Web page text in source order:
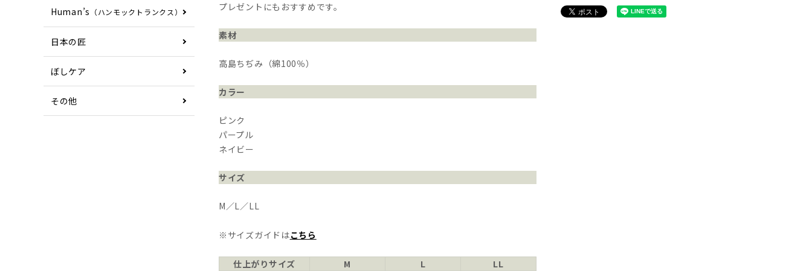
Human’s （ハンモックトランクス）
日本の匠
ぼしケア
その他
プレゼントにもおすすめです。
素材
高島ちぢみ（綿100％）
カラー
ピンク
パープル
ネイビー
サイズ
M／L／LL
※サイズガイドはこちら
仕上がりサイズ M L
LL